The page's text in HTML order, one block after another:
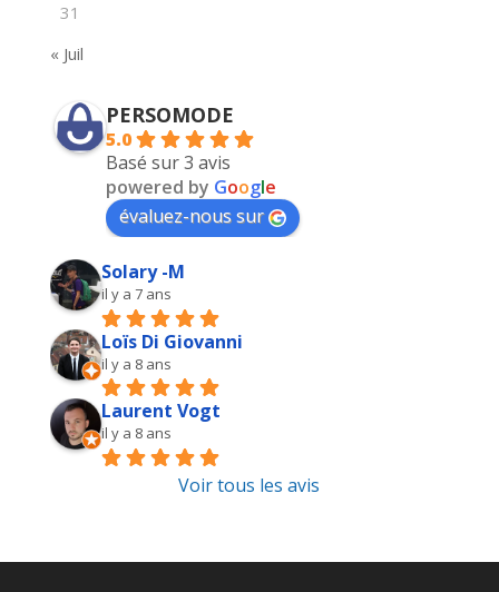
31
« Juil
PERSOMODE
5.0
Basé sur 3 avis
powered by Google
évaluez-nous sur
Solary -M
il y a 7 ans
Loïs Di Giovanni
il y a 8 ans
Laurent Vogt
il y a 8 ans
Voir tous les avis